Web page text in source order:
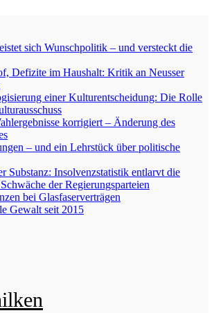
sich Wunschpolitik – und versteckt die
Defizite im Haushalt: Kritik an Neusser
einer Kulturentscheidung: Die Rolle
korrigiert – Änderung des
– und ein Lehrstück über politische
Substanz: Insolvenzstatistik entlarvt die
der Regierungsparteien
bei Glasfaserverträgen
Gewalt seit 2015